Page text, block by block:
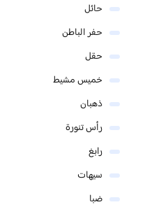
حائل
حفر الباطن
حقل
خميس مشيط
ذهبان
رأس تنورة
رابغ
سيهات
ضبا